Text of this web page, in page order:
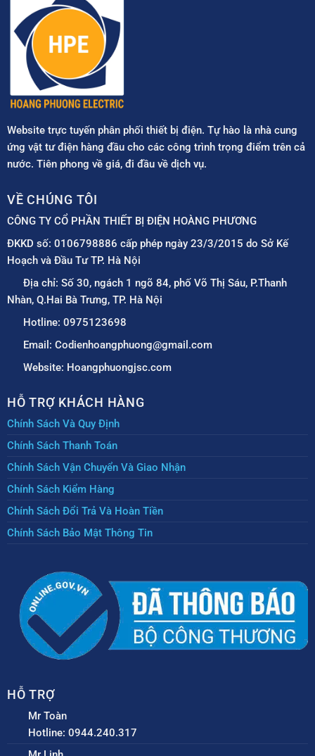
Website trực tuyến phân phối thiết bị điện. Tự hào là nhà cung
ứng vật tư điện hàng đầu cho các công trình trọng điểm trên cả
nước. Tiên phong về giá, đi đầu về dịch vụ.
VỀ CHÚNG TÔI
CÔNG TY CỔ PHẦN THIẾT BỊ ĐIỆN HOÀNG PHƯƠNG
ĐKKD số: 0106798886 cấp phép ngày 23/3/2015 do Sở Kế
Hoạch và Đầu Tư TP. Hà Nội
Địa chỉ: Số 30, ngách 1 ngõ 84, phố Võ Thị Sáu, P.Thanh
Nhàn, Q.Hai Bà Trưng, TP. Hà Nội
Hotline: 0975123698
Email: Codienhoangphuong@gmail.com
Website: Hoangphuongjsc.com
HỖ TRỢ KHÁCH HÀNG
Chính Sách Và Quy Định
Chính Sách Thanh Toán
Chính Sách Vận Chuyển Và Giao Nhận
Chính Sách Kiểm Hàng
Chính Sách Đổi Trả Và Hoàn Tiền
Chính Sách Bảo Mật Thông Tin
HỖ TRỢ
Mr Toàn
Hotline: 0944.240.317